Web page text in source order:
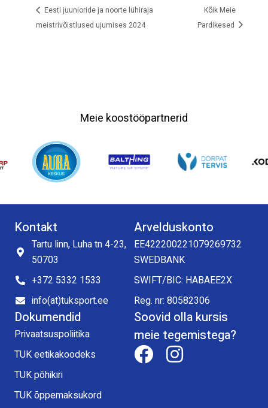
Eesti juunioride ja noorte lühiraja
meistrivõistlused ujumises 2024
Kõik Meie
Pardikesed
Meie koostööpartnerid
Kontakt
Tartu linn, Luha tn 4-23,
50703
+372 5332 1533
info(at)tuksport.ee
Arvelduskonto
EE422200221079269732
SWEDBANK
SWIFT/BIC: HABAEE2X
Reg. nr: 80582306
Dokumendid
Privaatsuspoliitika
TUK eetikakoodeks
TUK põhikiri
TUK õppemaksukord
Soovid olla kursis
meie tegemistega?